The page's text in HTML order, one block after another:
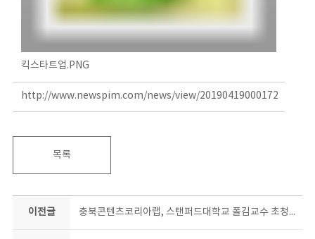
킥스타트업.PNG
http://www.newspim.com/news/view/20190419000172
목록
이전글 충북콘텐츠코리아랩, 스탠퍼드대학교 폴김교수 초청강연